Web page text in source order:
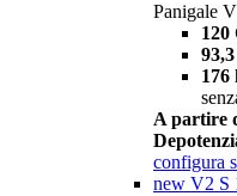
Panigale
120
176
A partire
configura
new V2 S